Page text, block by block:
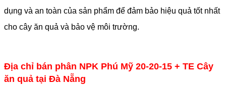
dụng và an toàn của sản phẩm để đảm bảo hiệu quả tốt nhất
cho cây ăn quả và bảo vệ môi trường.
Địa chỉ bán phân NPK Phú Mỹ 20-20-15 + TE Cây
ăn quả tại Đà Nẵng